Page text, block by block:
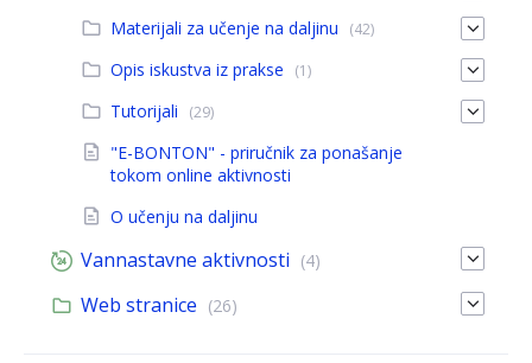
Materijali za učenje na daljinu (42)
Opis iskustva iz prakse (1)
Tutorijali (29)
"E-BONTON" - priručnik za ponašanje
tokom online aktivnosti
O učenju na daljinu
Vannastavne aktivnosti (4)
Web stranice (26)